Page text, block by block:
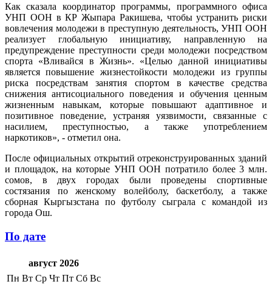
Как сказала координатор программы, программного офиса
УНП ООН в КР Жыпара Ракишева, чтобы устранить риски
вовлечения молодежи в преступную деятельность, УНП ООН
реализует глобальную инициативу, направленную на
предупреждение преступности среди молодежи посредством
спорта «Вливайся в Жизнь». «Целью данной инициативы
является повышение жизнестойкости молодежи из группы
риска посредствам занятия спортом в качестве средства
снижения антисоциального поведения и обучения ценным
жизненным навыкам, которые повышают адаптивное и
позитивное поведение, устраняя уязвимости, связанные с
насилием, преступностью, а также употреблением
наркотиков», - отметил она.
После официальных открытий отреконструированных зданий
и площадок, на которые УНП ООН потратило более 3 млн.
сомов, в двух городах были проведены спортивные
состязания по женскому волейболу, баскетболу, а также
сборная Кыргызстана по футболу сыграла с командой из
города Ош.
По дате
август 2026
Пн Вт Ср Чт Пт Сб Вс